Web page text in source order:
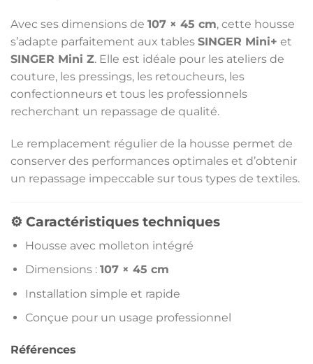
Avec ses dimensions de 107 × 45 cm, cette housse
s’adapte parfaitement aux tables SINGER Mini+ et
SINGER Mini Z. Elle est idéale pour les ateliers de
couture, les pressings, les retoucheurs, les
confectionneurs et tous les professionnels
recherchant un repassage de qualité.
Le remplacement régulier de la housse permet de
conserver des performances optimales et d’obtenir
un repassage impeccable sur tous types de textiles.
⚙️ Caractéristiques techniques
Housse avec molleton intégré
Dimensions : 107 × 45 cm
Installation simple et rapide
Conçue pour un usage professionnel
Références